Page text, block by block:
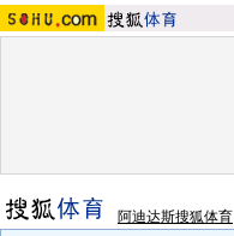
阿迪达斯搜狐体育